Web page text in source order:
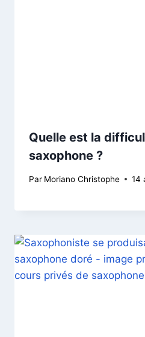
Quelle est la
saxophone ?
Par Moriano Christophe 14